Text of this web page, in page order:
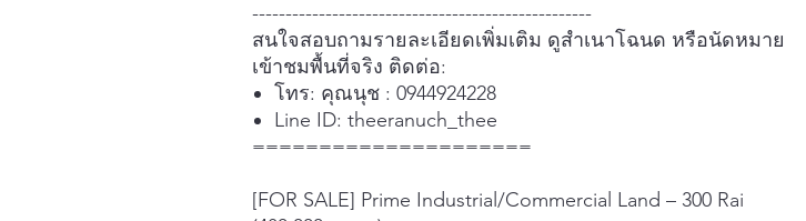
---------------------------------------------------
สนใจสอบถามรายละเอียดเพิ่มเติม ดูสำเนาโฉนด หรือนัดหมาย
เข้าชมพื้นที่จริง ติดต่อ:
โทร: คุณนุช : 0944924228
Line ID: theeranuch_thee
=====================
[FOR SALE] Prime Industrial/Commercial Land – 300 Rai